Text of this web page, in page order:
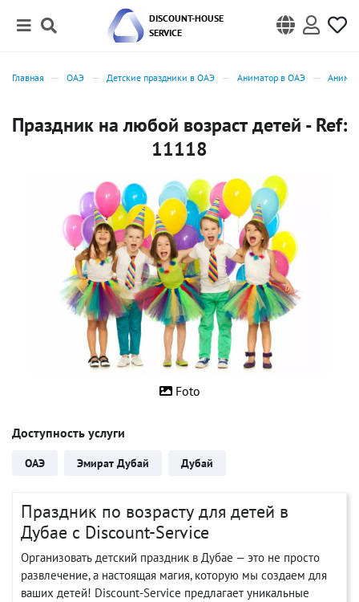
DISCOUNT-HOUSE
SERVICE
Главная ОАЭ Детские праздники в ОАЭ Аниматор в ОАЭ
Праздник на любой возраст детей - Ref:
11118
Foto
Доступность услуги
ОАЭ Эмират Дубай Дубай
Праздник по возрасту для детей в
Дубае с Discount-Service
Организовать детский праздник в Дубае — это не просто
развлечение, а настоящая магия, которую мы создаем для
ваших детей! Discount-Service предлагает уникальные